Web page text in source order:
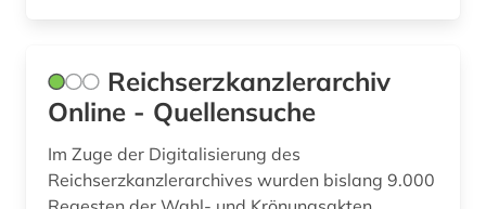
baumart (1)
baumaßnahme (1)
Reichserzkanzlerarchiv
Online - Quellensuche
Im Zuge der Digitalisierung des
Reichserzkanzlerarchives wurden bislang 9.000